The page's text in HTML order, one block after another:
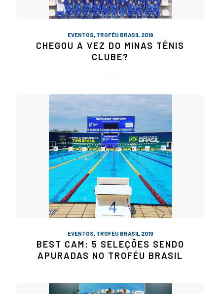
EVENTOS TROFÉU BRASIL 2019
CHEGOU A VEZ DO MINAS TÊNIS
CLUBE?
EVENTOS TROFÉU BRASIL 2019
BEST CAM: 5 SELEÇÕES SENDO
APURADAS NO TROFÉU BRASIL